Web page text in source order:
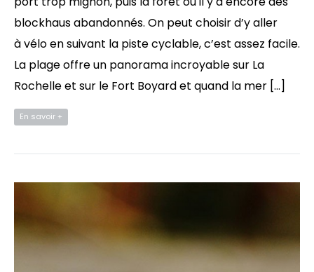
blockhaus abandonnés. On peut choisir d’y aller
à vélo en suivant la piste cyclable, c’est assez facile.
La plage offre un panorama incroyable sur La
Rochelle et sur le Fort Boyard et quand la mer […]
En savoir +